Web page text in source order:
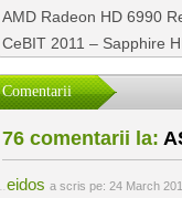
AMD Radeon HD 6990
CeBIT 2011 – Sapphire
Comentarii
76 comentarii la:
eidos a scris pe: 24 March